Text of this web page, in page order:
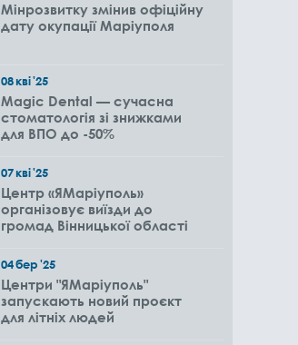
Мінрозвитку змінив офіційну
дату окупації Маріуполя
08кві'25
Magic Dental — сучасна
стоматологія зі знижками
для ВПО до -50%
07кві'25
Центр «ЯМаріуполь»
організовує виїзди до
громад Вінницької області
04бер'25
Центри "ЯМаріуполь"
запускають новий проєкт
для літніх людей